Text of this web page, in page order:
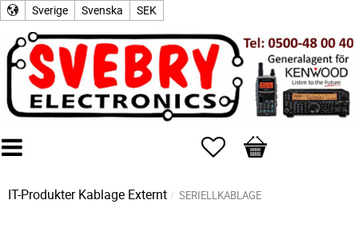
Sverige Svenska SEK
Favoriter
Kundvagn
IT-Produkter Kablage Externt SERIELLKABLAGE